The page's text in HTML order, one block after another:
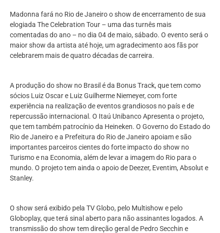
Madonna fará no Rio de Janeiro o show de encerramento de sua
elogiada The Celebration Tour – uma das turnês mais
comentadas do ano – no dia 04 de maio, sábado. O evento será o
maior show da artista até hoje, um agradecimento aos fãs por
celebrarem mais de quatro décadas de carreira.
A produção do show no Brasil é da Bonus Track, que tem como
sócios Luiz Oscar e Luiz Guilherme Niemeyer, com forte
experiência na realização de eventos grandiosos no país e de
repercussão internacional. O Itaú Unibanco Apresenta o projeto,
que tem também patrocínio da Heineken. O Governo do Estado do
Rio de Janeiro e a Prefeitura do Rio de Janeiro apoiam e são
importantes parceiros cientes do forte impacto do show no
Turismo e na Economia, além de levar a imagem do Rio para o
mundo. O projeto tem ainda o apoio de Deezer, Eventim, Absolut e
Stanley.
O show será exibido pela TV Globo, pelo Multishow e pelo
Globoplay, que terá sinal aberto para não assinantes logados. A
transmissão do show tem direção geral de Pedro Secchin e